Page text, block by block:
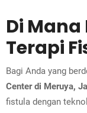
Di
Terapi
Bagi Anda yang
Center di Meruya,
fistula dengan